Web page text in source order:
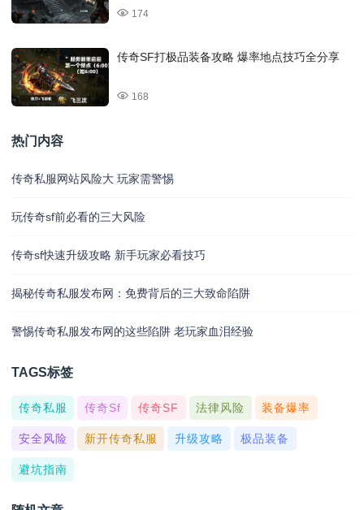
174
传奇SF打极品装备攻略 爆率地点技巧全分享
168
热门内容
传奇私服网站风险大 玩家需警惕
玩传奇sf前必看的三大风险
传奇sf快速升级攻略 新手玩家必看技巧
揭秘传奇私服发布网：免费背后的三大致命陷阱
警惕传奇私服发布网的这些陷阱 老玩家血泪经验
TAGS标签
传奇私服 传奇sf 传奇SF 法律风险 装备爆率
安全风险 新开传奇私服 升级攻略 极品装备
避坑指南